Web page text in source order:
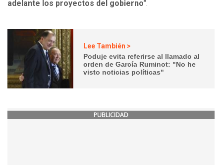
adelante los proyectos del gobierno".
Lee También >
Poduje evita referirse al llamado al
orden de García Ruminot: "No he
visto noticias políticas"
PUBLICIDAD